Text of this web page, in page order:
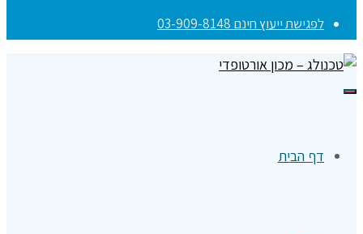
לפגישת ייעוץ חינם 03-909-8148
תפריט
דף הבית